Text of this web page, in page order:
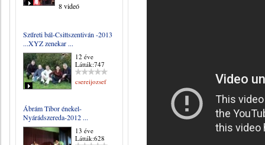
8 videó
Szűreti bál-Csittszentiván -2013
...XYZ zenekar ...
12 éve
Látták:747
csereijozsef
Ábrám Tibor énekel-
Nyárádszereda-2012 ...
13 éve
Látták:628